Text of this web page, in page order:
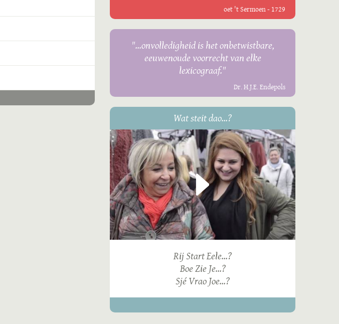
oet 't Sermoen - 1729
"...onvolledigheid is het onbetwistbare,
eeuwenoude voorrecht van elke
lexicograaf."
Dr. H.J.E. Endepols
Wat steit dao...?
Rij Start Eele...?
Boe Zie Je...?
Sjé Vrao Joe...?